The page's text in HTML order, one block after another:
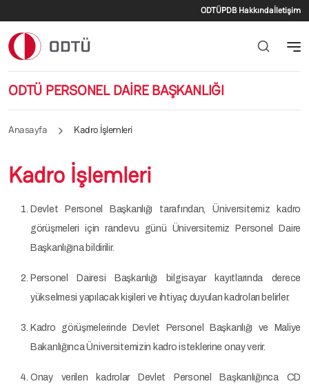
İkincil menü
ODTÜPDB Hakkındaİletişim
ODTÜ PERSONEL DAİRE BAŞKANLIĞI
Anasayfa Kadro İşlemleri
Kadro İşlemleri
Devlet Personel Başkanlığı tarafından, Üniversitemiz kadro
görüşmeleri için randevu günü Üniversitemiz Personel Daire
Başkanlığına bildirilir.
Personel Dairesi Başkanlığı bilgisayar kayıtlarında derece
yükselmesi yapılacak kişileri ve ihtiyaç duyulan kadroları belirler.
Kadro görüşmelerinde Devlet Personel Başkanlığı ve Maliye
Bakanlığınca Üniversitemizin kadro isteklerine onay verir.
Onay verilen kadrolar Devlet Personel Başkanlığınca CD